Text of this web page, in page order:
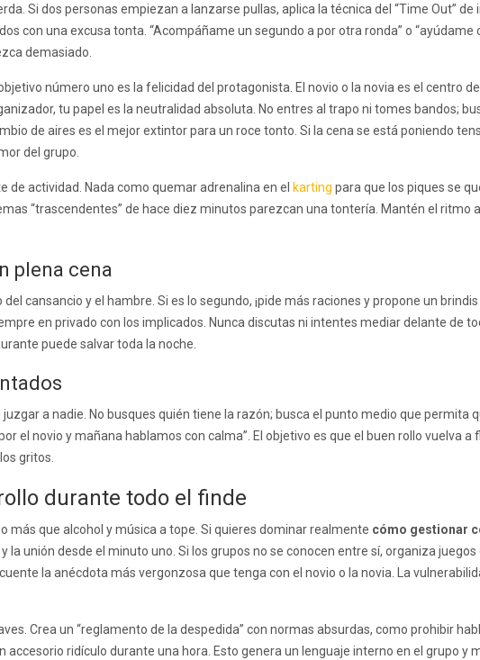
Si dos personas empiezan a lanzarse pullas, aplica la técnica del “Time Out”
con una excusa tonta. “Acompáñame un segundo a por otra ronda” o “ayúdame
demasiado.
número uno es la felicidad del protagonista. El novio o la novia es el centro
tu papel es la neutralidad absoluta. No entres al trapo ni tomes bandos;
de aires es el mejor extintor para un roce tonto. Si la cena se está poniendo
del grupo.
de actividad. Nada como quemar adrenalina en el karting para que los piques se
“trascendentes” de hace diez minutos parezcan una tontería. Mantén el ritmo
plena cena
cansancio y el hambre. Si es lo segundo, ¡pide más raciones y propone un
en privado con los implicados. Nunca discutas ni intentes mediar delante de
puede salvar toda la noche.
a nadie. No busques quién tiene la razón; busca el punto medio que permita
el novio y mañana hablamos con calma”. El objetivo es que el buen rollo vuelva a
gritos.
durante todo el finde
que alcohol y música a tope. Si quieres dominar realmente cómo gestionar
la unión desde el minuto uno. Si los grupos no se conocen entre sí, organiza
la anécdota más vergonzosa que tenga con el novio o la novia. La
Crea un “reglamento de la despedida” con normas absurdas, como prohibir
accesorio ridículo durante una hora. Esto genera un lenguaje interno en el grupo y